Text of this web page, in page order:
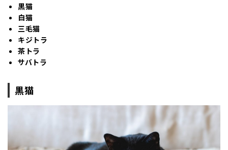
黒猫
白猫
三毛猫
キジトラ
茶トラ
サバトラ
黒猫